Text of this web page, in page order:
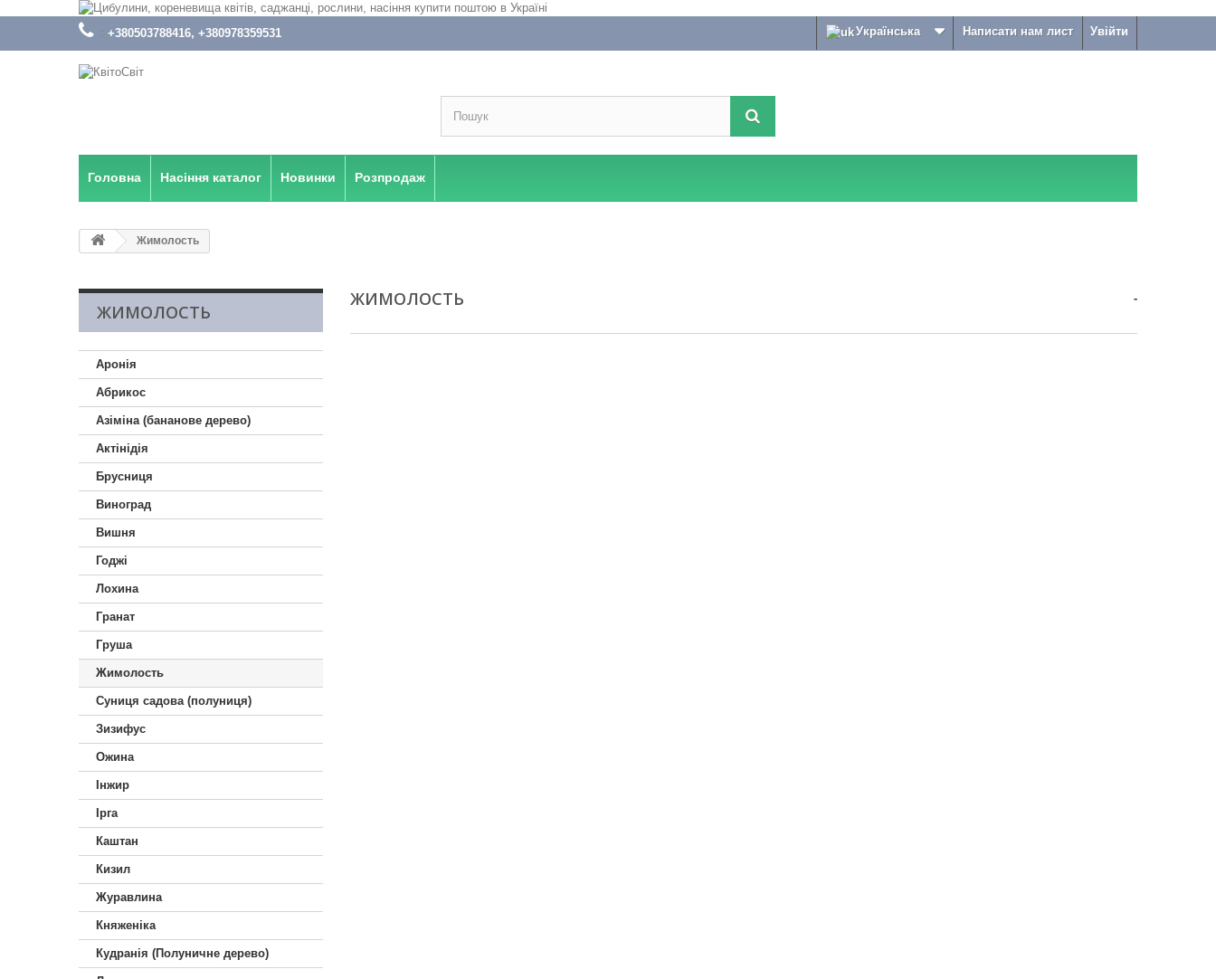
Увійти
Написати нам лист
: +380503788416, +380978359531 Українська
Головна Насіння каталог Новинки Розпродаж
Жимолость
ЖИМОЛОСТЬ
Аронія
Абрикос
Азіміна (бананове дерево)
Актінідія
Брусниця
Виноград
Вишня
Годжі
Лохина
Гранат
Груша
Жимолость
Суниця садова (полуниця)
Зизифус
Ожина
Інжир
Ірга
Каштан
Кизил
Журавлина
Княженіка
Кудранія (Полуничне дерево)
ЖИМОЛОСТЬ -